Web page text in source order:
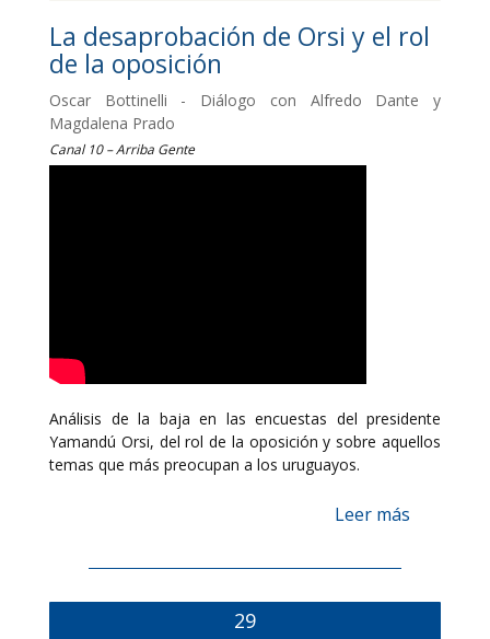
La desaprobación de Orsi y el rol
de la oposición
Oscar Bottinelli - Diálogo con Alfredo Dante y
Magdalena Prado
Canal 10 – Arriba Gente
Análisis de la baja en las encuestas del presidente
Yamandú Orsi, del rol de la oposición y sobre aquellos
temas que más preocupan a los uruguayos.
Leer más
29